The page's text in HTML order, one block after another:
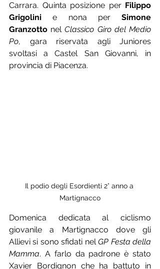
Carrara. Quinta posizione per Filippo
Grigolini e nona per Simone
Granzotto nel Classico Giro del Medio
Po, gara riservata agli Juniores
svoltasi a Castel San Giovanni, in
provincia di Piacenza.
Il podio degli Esordienti 2° anno a
Martignacco
Domenica dedicata al ciclismo
giovanile a Martignacco dove gli
Allievi si sono sfidati nel GP Festa della
Mamma. A farlo da padrone è stato
Xavier Bordignon che ha battuto in